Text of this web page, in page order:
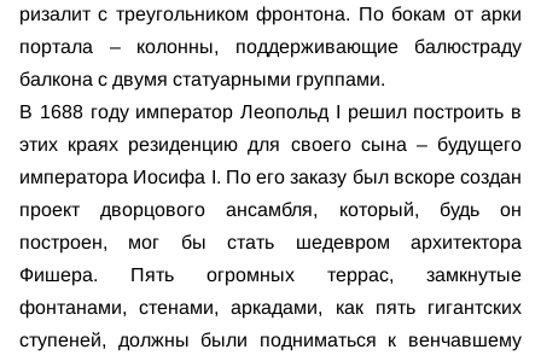
ризалит с треугольником фронтона. По бокам от арки
портала – колонны, поддерживающие балюстраду
балкона с двумя статуарными группами.
В 1688 году император Леопольд I решил построить в
этих краях резиденцию для своего сына – будущего
императора Иосифа I. По его заказу был вскоре создан
проект дворцового ансамбля, который, будь он
построен, мог бы стать шедевром архитектора
Фишера. Пять огромных террас, замкнутые
фонтанами, стенами, аркадами, как пять гигантских
ступеней, должны были подниматься к венчавшему